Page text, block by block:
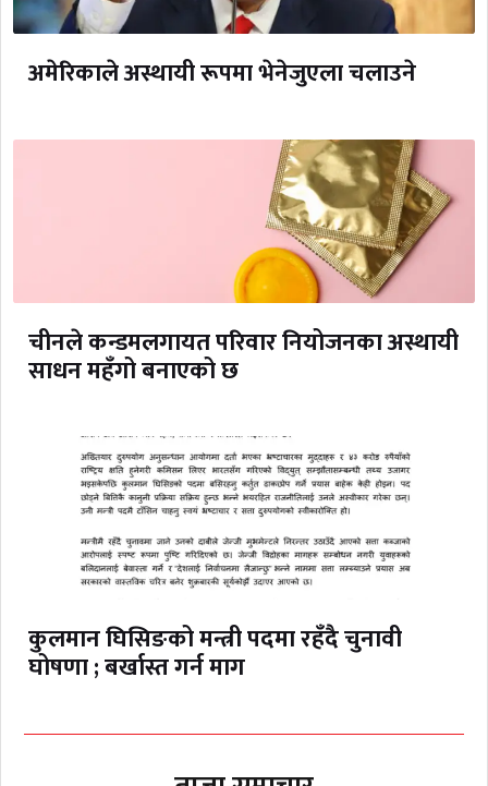
अमेरिकाले अस्थायी रूपमा भेनेजुएला चलाउने
चीनले कन्डमलगायत परिवार नियोजनका अस्थायी
साधन महँगो बनाएको छ
कुलमान घिसिङको मन्त्री पदमा रहँदै चुनावी
घोषणा ; बर्खास्त गर्न माग